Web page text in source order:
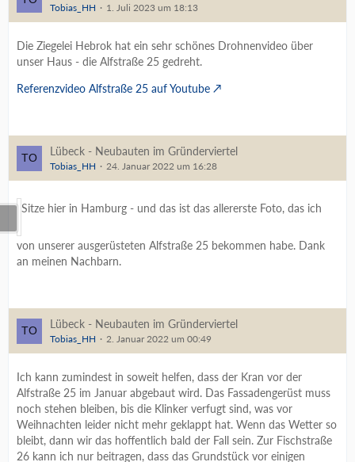
Tobias_HH 1. Juli 2023 um 18:13
Die Ziegelei Hebrok hat ein sehr schönes Drohnenvideo über
unser Haus - die Alfstraße 25 gedreht.
Referenzvideo Alfstraße 25 auf Youtube
Lübeck - Neubauten im Gründerviertel
Tobias_HH 24. Januar 2022 um 16:28
Sitze hier in Hamburg - und das ist das allererste Foto, das ich
von unserer ausgerüsteten Alfstraße 25 bekommen habe. Dank
an meinen Nachbarn.
Lübeck - Neubauten im Gründerviertel
Tobias_HH 2. Januar 2022 um 00:49
Ich kann zumindest in soweit helfen, dass der Kran vor der
Alfstraße 25 im Januar abgebaut wird. Das Fassadengerüst muss
noch stehen bleiben, bis die Klinker verfugt sind, was vor
Weihnachten leider nicht mehr geklappt hat. Wenn das Wetter so
bleibt, dann wir das hoffentlich bald der Fall sein. Zur Fischstraße
26 kann ich nur beitragen, dass das Grundstück vor einigen